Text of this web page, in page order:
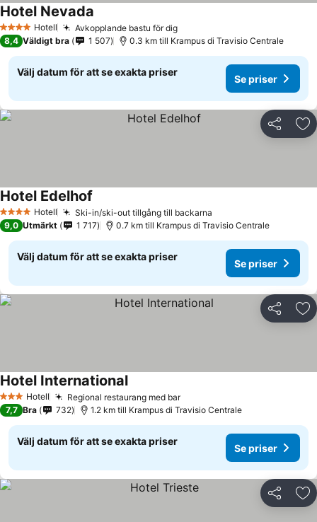
4 StjärnorHotell Avkopplande bastu för digSe priser
Hotel Nevada
8,4 Väldigt bra 1 507 0.3 km till Krampus di Travisio Centrale
Välj datum för att se exakta priser
Se priser
Dela
4 StjärnorHotell Ski-in/ski-out tillgång till backarna
Hotel Edelhof
9,0 Utmärkt 1 717 0.7 km till Krampus di Travisio Centrale
Välj datum för att se exakta priser
Se priser
Dela
3 StjärnorHotell Regional restaurang med barSe priser
Hotel InternationalSe priser
7,7 Bra 732 1.2 km till Krampus di Travisio Centrale
Välj datum för att se exakta priser
Se priser
Dela